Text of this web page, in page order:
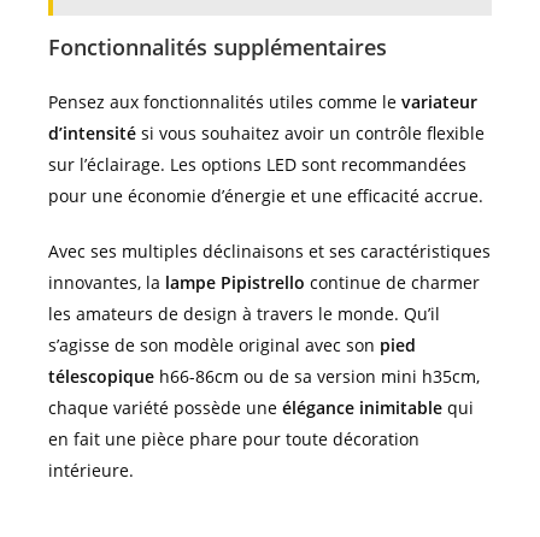
Fonctionnalités supplémentaires
Pensez aux fonctionnalités utiles comme le variateur
d’intensité si vous souhaitez avoir un contrôle flexible
sur l’éclairage. Les options LED sont recommandées
pour une économie d’énergie et une efficacité accrue.
Avec ses multiples déclinaisons et ses caractéristiques
innovantes, la lampe Pipistrello continue de charmer
les amateurs de design à travers le monde. Qu’il
s’agisse de son modèle original avec son pied
télescopique h66-86cm ou de sa version mini h35cm,
chaque variété possède une élégance inimitable qui
en fait une pièce phare pour toute décoration
intérieure.